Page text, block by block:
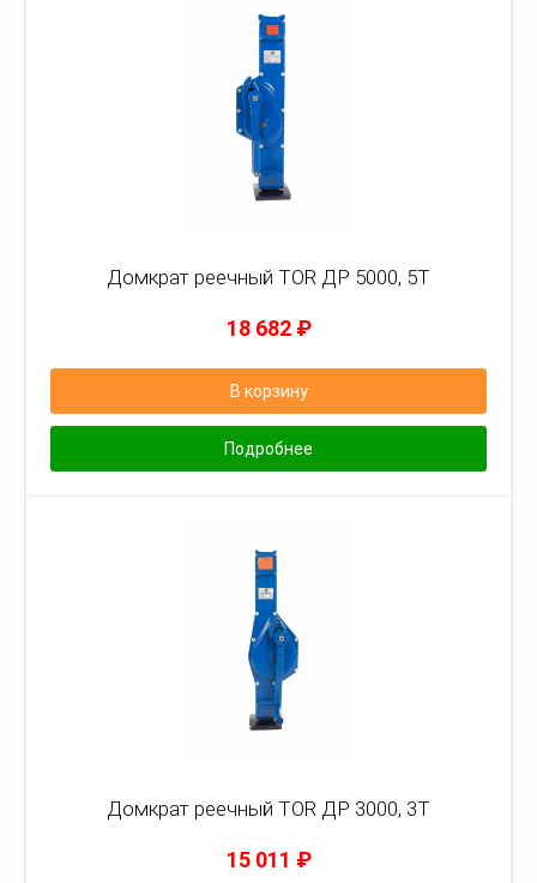
Домкрат реечный TOR ДР 5000, 5Т
18 682 ₽
В корзину
Подробнее
Домкрат реечный TOR ДР 3000, 3Т
15 011 ₽